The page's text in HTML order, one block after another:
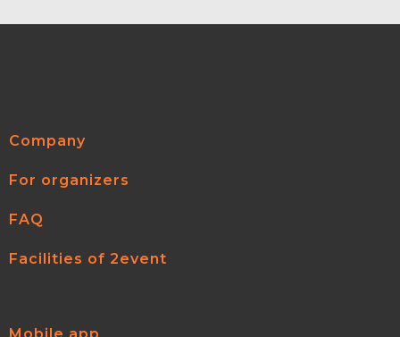
Company
For organizers
FAQ
Facilities of 2event